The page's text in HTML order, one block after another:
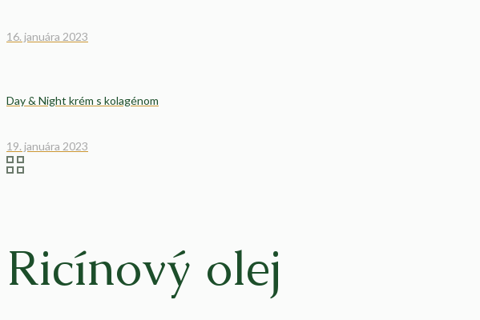
16. januára 2023
Day & Night krém s kolagénom
19. januára 2023
Ricínový olej